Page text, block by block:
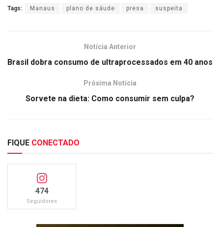
Tags: Manaus plano de sáude presa suspeita
Notícia Anterior
Brasil dobra consumo de ultraprocessados em 40 anos
Próxima Notícia
Sorvete na dieta: Como consumir sem culpa?
FIQUE CONECTADO
474
Seguidores